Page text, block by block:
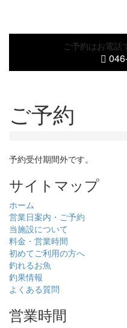
ご予約はお電話
ご予約
予約受付期間外です。
サイトマップ
ホーム
営業日案内・ご予約
当施設について
料金・営業時間
初めてご利用の方へ
釣れるお魚
釣果情報
よくある質問
営業時間